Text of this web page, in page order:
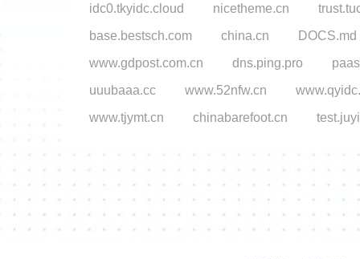
idc0.tkyidc.cloud
nicetheme.cn
base.bestsch.com
china.cn
DOCS.md
www.gdpost.com.cn
dns.ping.pro
uuubaaa.cc
www.52nfw.cn
www.tjymt.cn
chinabarefoot.cn